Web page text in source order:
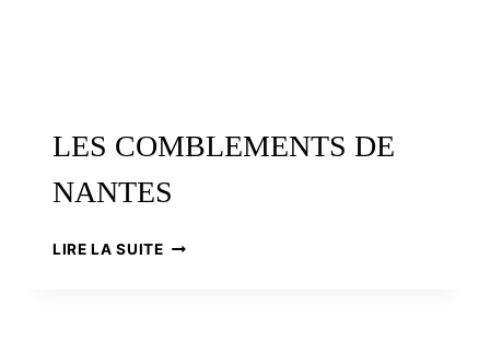
LES COMBLEMENTS DE
NANTES
LIRE LA SUITELES